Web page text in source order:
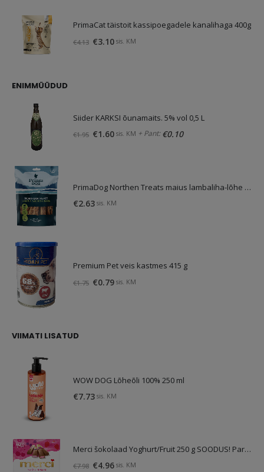
PrimaCat täistoit kassipoegadele kanalihaga 400g
€4.13 Algne
€3.10Praegune
sis. KM
ENIMMÜÜDUD
Siider KARKSI õunamaits. 5% vol 0,5 L
€1.95 Algne
€1.60Praegune
sis. KM + Pant:€0.10
PrimaDog Northen Treats maius lambaliha-lõhe 80g
€2.63 sis. KM
Premium Pet veis kastmes 415 g
€1.75 Algne
€0.79Praegune
sis. KM
VIIMATI LISATUD
WOW DOG Lõheõli 100% 250 ml
€7.73 sis. KM
Merci šokolaad Yoghurt/Fruit 250 g SOODUS! Parim enne: 01.10.26
€7.98 Algne
€4.96Praegune
sis. KM